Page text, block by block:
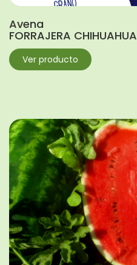
Avena
FORRAJERA CHIHUAHUA
Ver producto